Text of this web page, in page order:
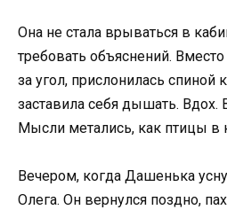
Она не стала врываться в
требовать объяснений.
за угол, прислонилась спиной
заставила себя дышать.
Мысли метались, как птицы в
Вечером, когда Дашенька
Олега. Он вернулся поздно,